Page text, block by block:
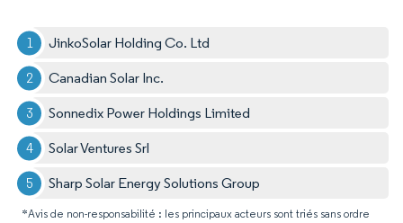
JinkoSolar Holding Co. Ltd
Canadian Solar Inc.
Sonnedix Power Holdings Limited
Solar Ventures Srl
Sharp Solar Energy Solutions Group
*Avis de non-responsabilité : les principaux acteurs sont triés sans ordre